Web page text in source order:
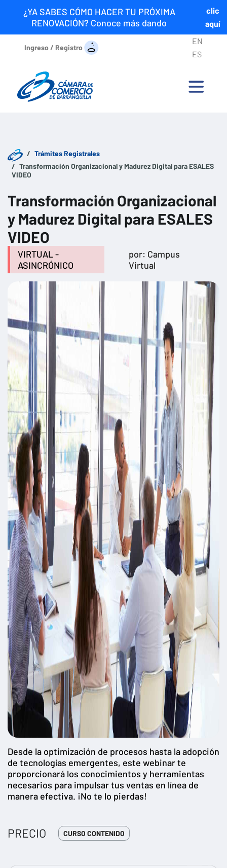
¿YA SABES CÓMO HACER TU PRÓXIMA
RENOVACIÓN? Conoce más dando
clic
aquí
Ingreso / Registro
EN
ES
Trámites Registrales
Transformación Organizacional y Madurez Digital para ESALES
VIDEO
Transformación Organizacional
y Madurez Digital para ESALES
VIDEO
VIRTUAL -
ASINCRÓNICO
por: Campus
Virtual
Desde la optimización de procesos hasta la adopción
de tecnologías emergentes, este webinar te
proporcionará los conocimientos y herramientas
necesarios para impulsar tus ventas en línea de
manera efectiva. ¡No te lo pierdas!
PRECIO CURSO CONTENIDO